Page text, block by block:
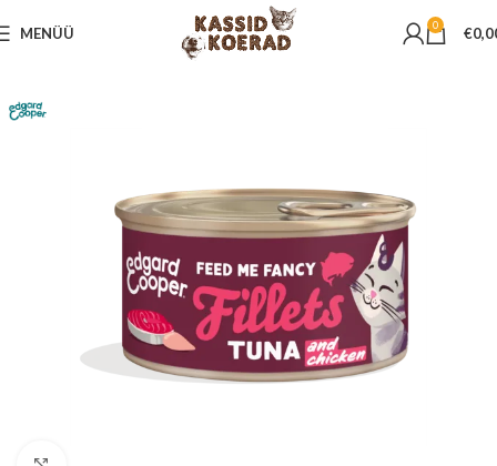
MENÜÜ 0 €